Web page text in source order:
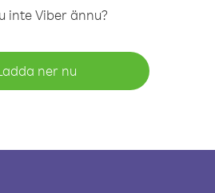
inte Viber ännu?
ner nu